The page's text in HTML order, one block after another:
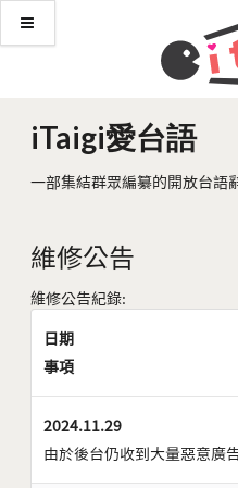
iTaigi愛台語
一部集結群眾編纂的開放台語
維修公告
維修公告紀錄:
日期
事項
2024.11.29
由於後台仍收到大量惡意廣